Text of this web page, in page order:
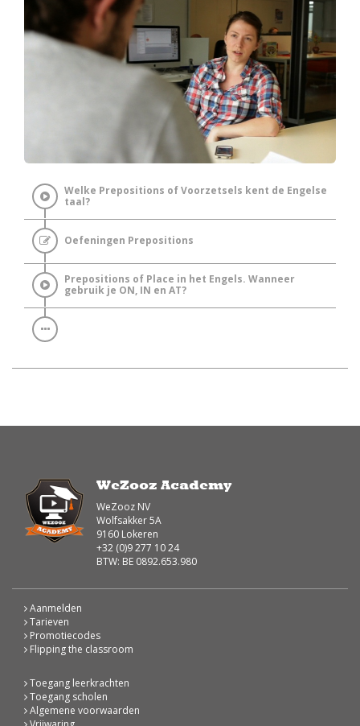
Welke Prepositions of Voorzetsels kent de Engelse
taal?
Oefeningen Prepositions
Prepositions of Place in het Engels. Wanneer
gebruik je ON, IN en AT?
WeZooz Academy
WeZooz NV
Wolfsakker 5A
9160 Lokeren
+32 (0)9 277 10 24
BTW: BE 0892.653.980
Aanmelden
Tarieven
Promotiecodes
Flipping the classroom
Toegang leerkrachten
Toegang scholen
Algemene voorwaarden